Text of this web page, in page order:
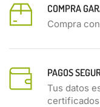
COMPRA
Compra
PAGOS
Tus datos
certificados